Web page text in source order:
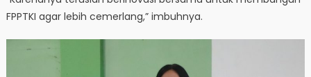
FPPTKI agar lebih cemerlang,” imbuhnya.